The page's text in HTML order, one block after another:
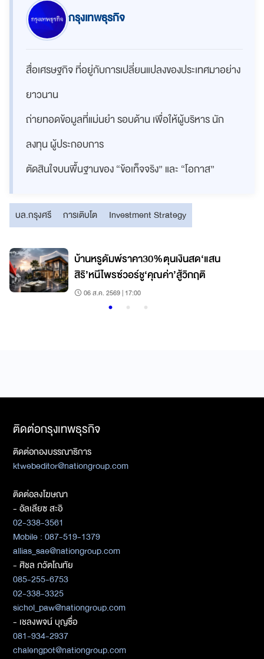
กรุงเทพธุรกิจ
สื่อเศรษฐกิจ ที่อยู่กับการเปลี่ยนแปลงของประเทศมาอย่าง
ยาวนาน
ถ่ายทอดข้อมูลที่แม่นยำ รอบด้าน เพื่อให้ผู้บริหาร นัก
ลงทุน ผู้ประกอบการ
ตัดสินใจบนพื้นฐานของ “ข้อเท็จจริง” และ “โอกาส”
บล.กรุงศรี การเติบโต Investment Strategy
บ้านหรูดัมพ์ราคา30%ตุนเงินสด‘แสน
สิริ’หนีไพรซ์วอร์ชู‘คุณค่า’สู้วิกฤติ
06 ส.ค. 2569 | 17:00
ติดต่อกรุงเทพธุรกิจ
ติดต่อกองบรรณาธิการ
ktwebeditor@nationgroup.com
ติดต่อลงโฆษณา
- อัลเลียซ สะอิ
02-338-3561
Mobile : 087-519-1379
allias_sae@nationgroup.com
- ศิชล ภวัตโณทัย
085-255-6753
02-338-3325
sichol_paw@nationgroup.com
- เชลงพจน์ บุญซื่อ
081-934-2937
chalengpot@nationgroup.com